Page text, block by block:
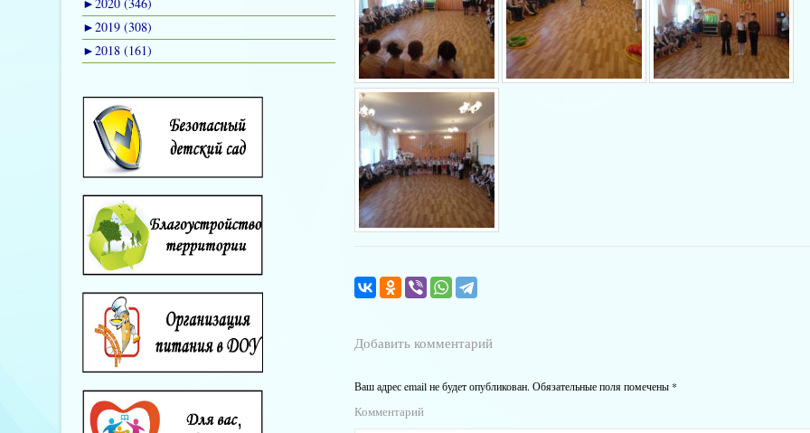
►2019 (308)
►2018 (161)
Добавить комментарий
Ваш адрес email не будет опубликован. Обязательные поля помечены *
Комментарий